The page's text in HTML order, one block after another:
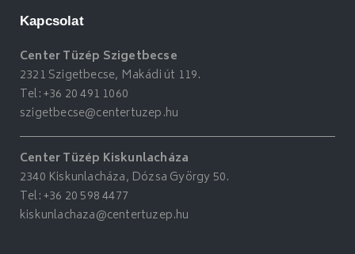
Kapcsolat
Center Tüzép Szigetbecse
2321 Szigetbecse, Makádi út 119.
Tel:+36 20 491 1060
szigetbecse@centertuzep.hu
Center Tüzép Kiskunlacháza
2340 Kiskunlacháza, Dózsa György 50.
Tel:+36 20 598 4477
kiskunlachaza@centertuzep.hu